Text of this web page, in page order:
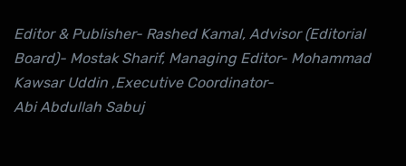
Editor & Publisher- Rashed Kamal, Advisor (Editorial
Board)- Mostak Sharif, Managing Editor- Mohammad
Kawsar Uddin ,Executive Coordinator-
Abi Abdullah Sabuj